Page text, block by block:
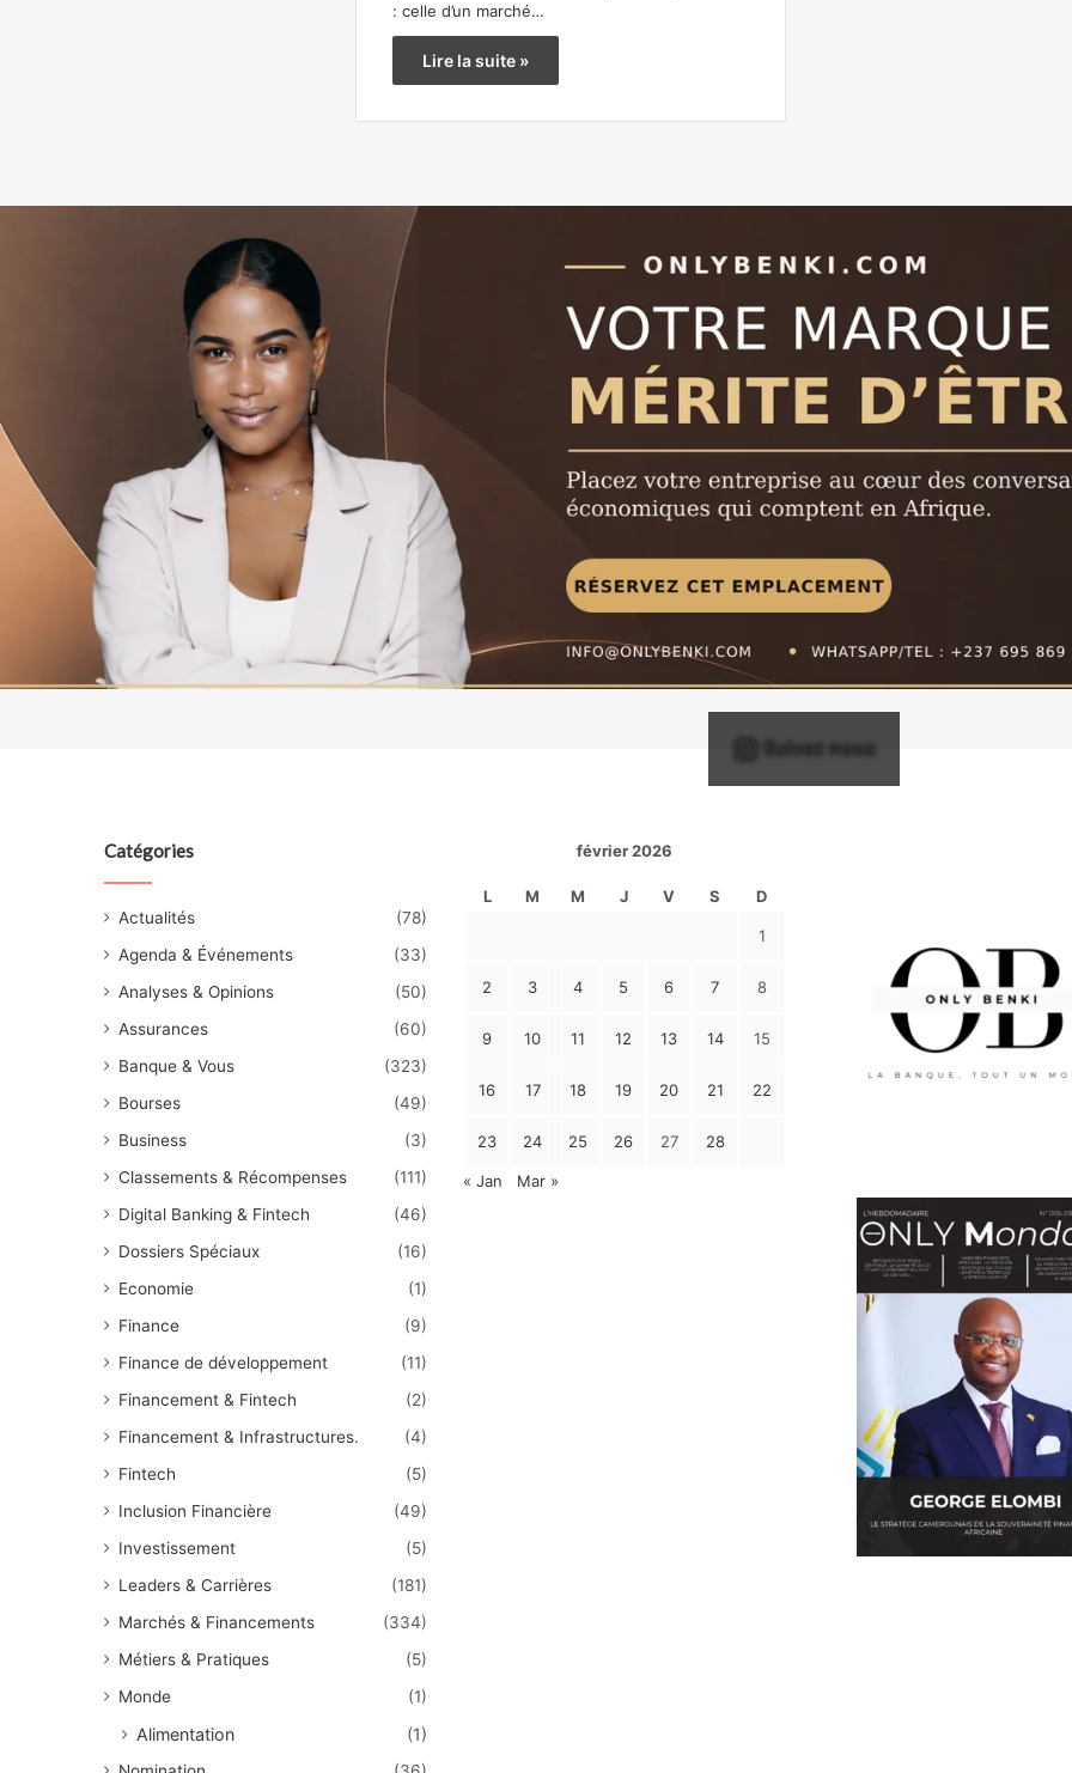
: celle d’un marché…
Lire la suite »
Suivez nous
Catégories
Actualités
(78)
Agenda & Événements
(33)
Analyses & Opinions
(50)
Assurances
(60)
Banque & Vous
(323)
Bourses
(49)
Business
(3)
Classements & Récompenses
(111)
Digital Banking & Fintech
(46)
Dossiers Spéciaux
(16)
Economie
(1)
Finance
(9)
Finance de développement
(11)
Financement & Fintech
(2)
Financement & Infrastructures.
(4)
Fintech
(5)
Inclusion Financière
(49)
Investissement
(5)
Leaders & Carrières
(181)
Marchés & Financements
(334)
Métiers & Pratiques
(5)
Monde
(1)
Alimentation (1)
février 2026
L M M J V S D
1
2 3 4 5 6 7 8
9 10 11 12 13 14 15
16 17 18 19 20 21 22
23 24 25 26 27 28
« Jan Mar »